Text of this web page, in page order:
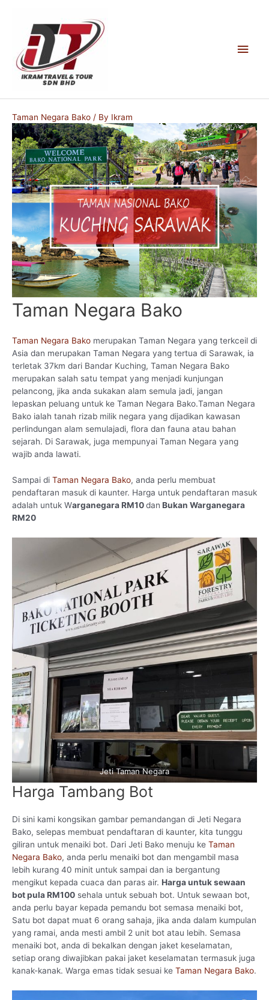
Main
Taman Negara Bako / By Ikram
Taman Negara Bako
Taman Negara Bako merupakan Taman Negara yang terkceil di
Asia dan merupakan Taman Negara yang tertua di Sarawak, ia
terletak 37km dari Bandar Kuching, Taman Negara Bako
merupakan salah satu tempat yang menjadi kunjungan
pelancong, jika anda sukakan alam semula jadi, jangan
lepaskan peluang untuk ke Taman Negara Bako.Taman Negara
Bako ialah tanah rizab milik negara yang dijadikan kawasan
perlindungan alam semulajadi, flora dan fauna atau bahan
sejarah. Di Sarawak, juga mempunyai Taman Negara yang
wajib anda lawati.
Sampai di Taman Negara Bako, anda perlu membuat
pendaftaran masuk di kaunter. Harga untuk pendaftaran masuk
adalah untuk Warganegara RM10dan Bukan Warganegara
RM20
Jeti Taman Negara
Harga Tambang Bot
Di sini kami kongsikan gambar pemandangan di Jeti Negara
Bako, selepas membuat pendaftaran di kaunter, kita tunggu
giliran untuk menaiki bot. Dari Jeti Bako menuju ke Taman
Negara Bako, anda perlu menaiki bot dan mengambil masa
lebih kurang 40 minit untuk sampai dan ia bergantung
mengikut kepada cuaca dan paras air. Harga untuk sewaan
bot pula RM100 sehala untuk sebuah bot. Untuk sewaan bot,
anda perlu bayar kepada pemandu bot semasa menaiki bot,
Satu bot dapat muat 6 orang sahaja, jika anda dalam kumpulan
yang ramai, anda mesti ambil 2 unit bot atau lebih. Semasa
menaiki bot, anda di bekalkan dengan jaket keselamatan,
setiap orang diwajibkan pakai jaket keselamatan termasuk juga
kanak-kanak. Warga emas tidak sesuai ke Taman Negara Bako.